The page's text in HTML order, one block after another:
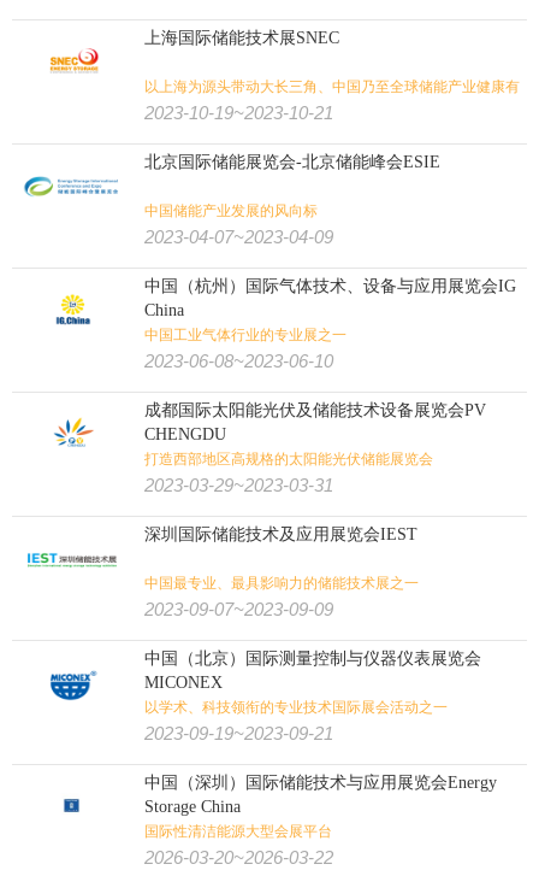
纺织机械 纱线 纺织面料
农业/牧业/林业/渔业: 农业 畜牧 饲料
景观园林 水产养殖 奶业
广告/印刷/办公/礼品: 文具办公 孕婴童
奢侈品包装 印刷 玩具
旅游/户外/运动/狩猎: 旅游 体育用品 户外用品
潜水 高尔夫 水上运动 马术马具 健身
上海国际储能技术展SNEC
以上海为源头带动大长三角、中国乃至全球储能产业健康有
序的发展
2023-10-19~2023-10-21
北京国际储能展览会-北京储能峰会ESIE
中国储能产业发展的风向标
2023-04-07~2023-04-09
中国（杭州）国际气体技术、设备与应用展览会IG
China
中国工业气体行业的专业展之一
2023-06-08~2023-06-10
成都国际太阳能光伏及储能技术设备展览会PV
CHENGDU
打造西部地区高规格的太阳能光伏储能展览会
2023-03-29~2023-03-31
深圳国际储能技术及应用展览会IEST
中国最专业、最具影响力的储能技术展之一
2023-09-07~2023-09-09
中国（北京）国际测量控制与仪器仪表展览会
MICONEX
以学术、科技领衔的专业技术国际展会活动之一
2023-09-19~2023-09-21
中国（深圳）国际储能技术与应用展览会Energy
Storage China
国际性清洁能源大型会展平台
2026-03-20~2026-03-22